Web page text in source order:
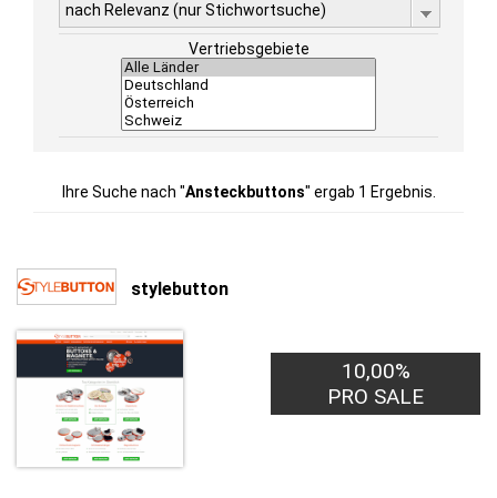
nach Relevanz (nur Stichwortsuche)
Vertriebsgebiete
Ihre Suche nach "Ansteckbuttons" ergab 1 Ergebnis.
stylebutton
10,00%
PRO SALE